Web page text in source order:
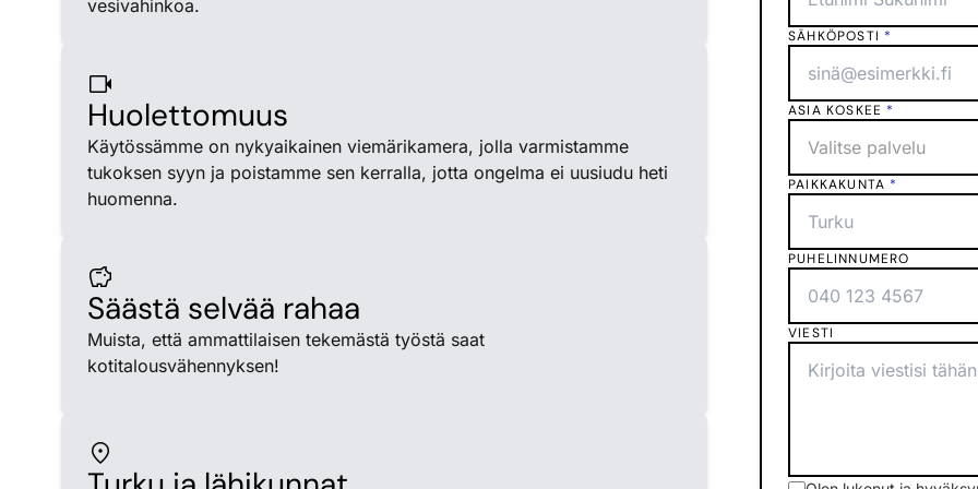
vesivahinkoa.
videocam
Huolettomuus
Käytössämme on nykyaikainen viemärikamera, jolla varmistamme
tukoksen syyn ja poistamme sen kerralla, jotta ongelma ei uusiudu heti
huomenna.
savings
Säästä selvää rahaa
Muista, että ammattilaisen tekemästä työstä saat
kotitalousvähennyksen!
location_on
SÄHKÖPOSTI *
ASIA KOSKEE *
Valitse palvelu
PAIKKAKUNTA *
PUHELINNUMERO
VIESTI